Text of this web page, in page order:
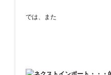
では、また